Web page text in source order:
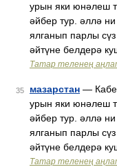
урын яки юнәлеш
әйбер тур. әллә
ялганып парлы
әйтүне белдерә
Татар теленең
35 мазарстан —
урын яки юнәлеш
әйбер тур. әллә
ялганып парлы
әйтүне белдерә
Татар теленең